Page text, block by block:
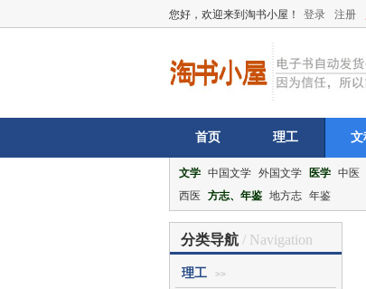
您好，欢迎来到淘书小屋！ 登录 注册
首页 理工 文
文学 中国文学 外国文学 医学 中医
西医
方志、年鉴 地方志 年鉴
分类导航 / Navigation
理工 >>